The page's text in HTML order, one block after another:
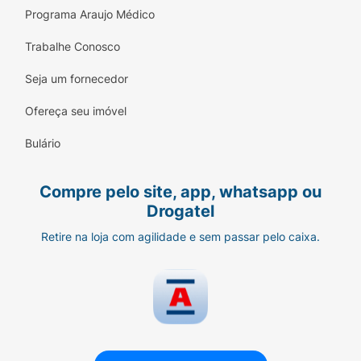
Principais Benefícios:
Alimento 100% Completo e Balanceado:
refeição única ou misturado à ração seca
tradicional.
Nova Receita Mais Saudável:
Trato Urinário Protegido:O alto teor de
natural e ajuda a proteger o sistema
Pele Protegida e Pelos Saudáveis:
Enriquecido com nutrientes essenciais que
da pele.
Programa Araujo Médico
Trabalhe Conosco
Seja um fornecedor
Ofereça seu imóvel
Bulário
Compre pelo site, app, whatsapp ou
Drogatel
Retire na loja com agilidade e sem passar pelo caixa.